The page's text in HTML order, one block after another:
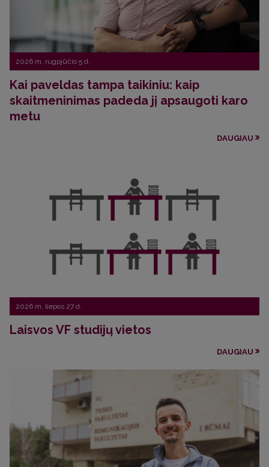
2026 m. rugpjūčio 5 d.
Kai paveldas tampa taikiniu: kaip
skaitmeninimas padeda jį apsaugoti karo
metu
DAUGIAU
2026 m. liepos 27 d.
Laisvos VF studijų vietos
DAUGIAU